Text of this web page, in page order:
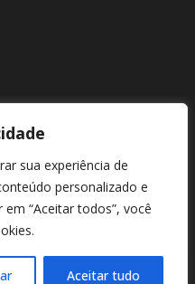
sua experiência de
personalizado e
“Aceitar todos”, você
Aceitar tudo